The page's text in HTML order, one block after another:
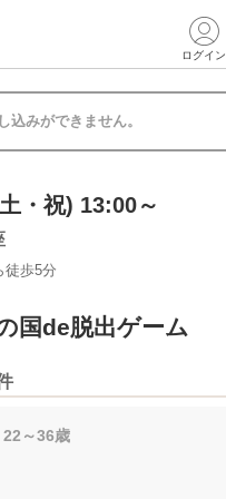
ログイン
込みができません。
・祝) 13:00～
徒歩5分
国de脱出ゲーム
22～36歳